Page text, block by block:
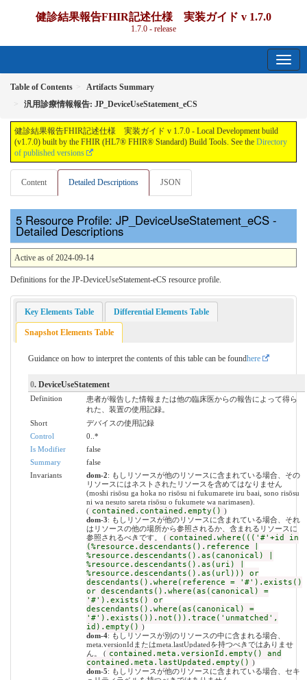
健診結果報告FHIR記述仕様 実装ガイド v 1.7.0
1.7.0 - release
Table of Contents
Artifacts Summary
汎用診療情報報告: JP_DeviceUseStatement_eCS
健診結果報告FHIR記述仕様 実装ガイド v 1.7.0 - Local Development build
(v1.7.0) built by the FHIR (HL7® FHIR® Standard) Build Tools. See the Directory
of published versions
Content Detailed Descriptions JSON
Resource Profile: JP_DeviceUseStatement_eCS -
Detailed Descriptions
Active as of 2024-09-14
Definitions for the JP-DeviceUseStatement-eCS resource profile.
Key Elements Table Differential Elements Table
Snapshot Elements Table
Guidance on how to interpret the contents of this table can be foundhere
0. DeviceUseStatement
Definition
患者が報告した情報または他の臨床医からの報告によって得ら
れた、装置の使用記録。
Short
デバイスの使用記録
Control
0..*
Is Modifier
false
Summary
false
Invariants
dom-2: もしリソースが他のリソースに含まれている場合、その
リソースにはネストされたリソースを含めてはなりません
(moshi risōsu ga hoka no risōsu ni fukumarete iru baai, sono risōsu
ni wa nesuto sareta risōsu o fukumete wa narimasen).
( contained.contained.empty() )
dom-3: もしリソースが他のリソースに含まれている場合、それ
はリソースの他の場所から参照されるか、含まれるリソースに
参照されるべきです。 ( contained.where((('#'+id in
(%resource.descendants().reference |
%resource.descendants().as(canonical) |
%resource.descendants().as(uri) |
%resource.descendants().as(url))) or
descendants().where(reference = '#').exists()
or descendants().where(as(canonical) =
'#').exists() or
descendants().where(as(canonical) =
'#').exists()).not()).trace('unmatched',
id).empty() )
dom-4: もしリソースが別のリソースの中に含まれる場合、
meta.versionIdまたはmeta.lastUpdatedを持つべきではありませ
ん。 ( contained.meta.versionId.empty() and
contained.meta.lastUpdated.empty() )
dom-5: もしリソースが他のリソースに含まれている場合、セキ